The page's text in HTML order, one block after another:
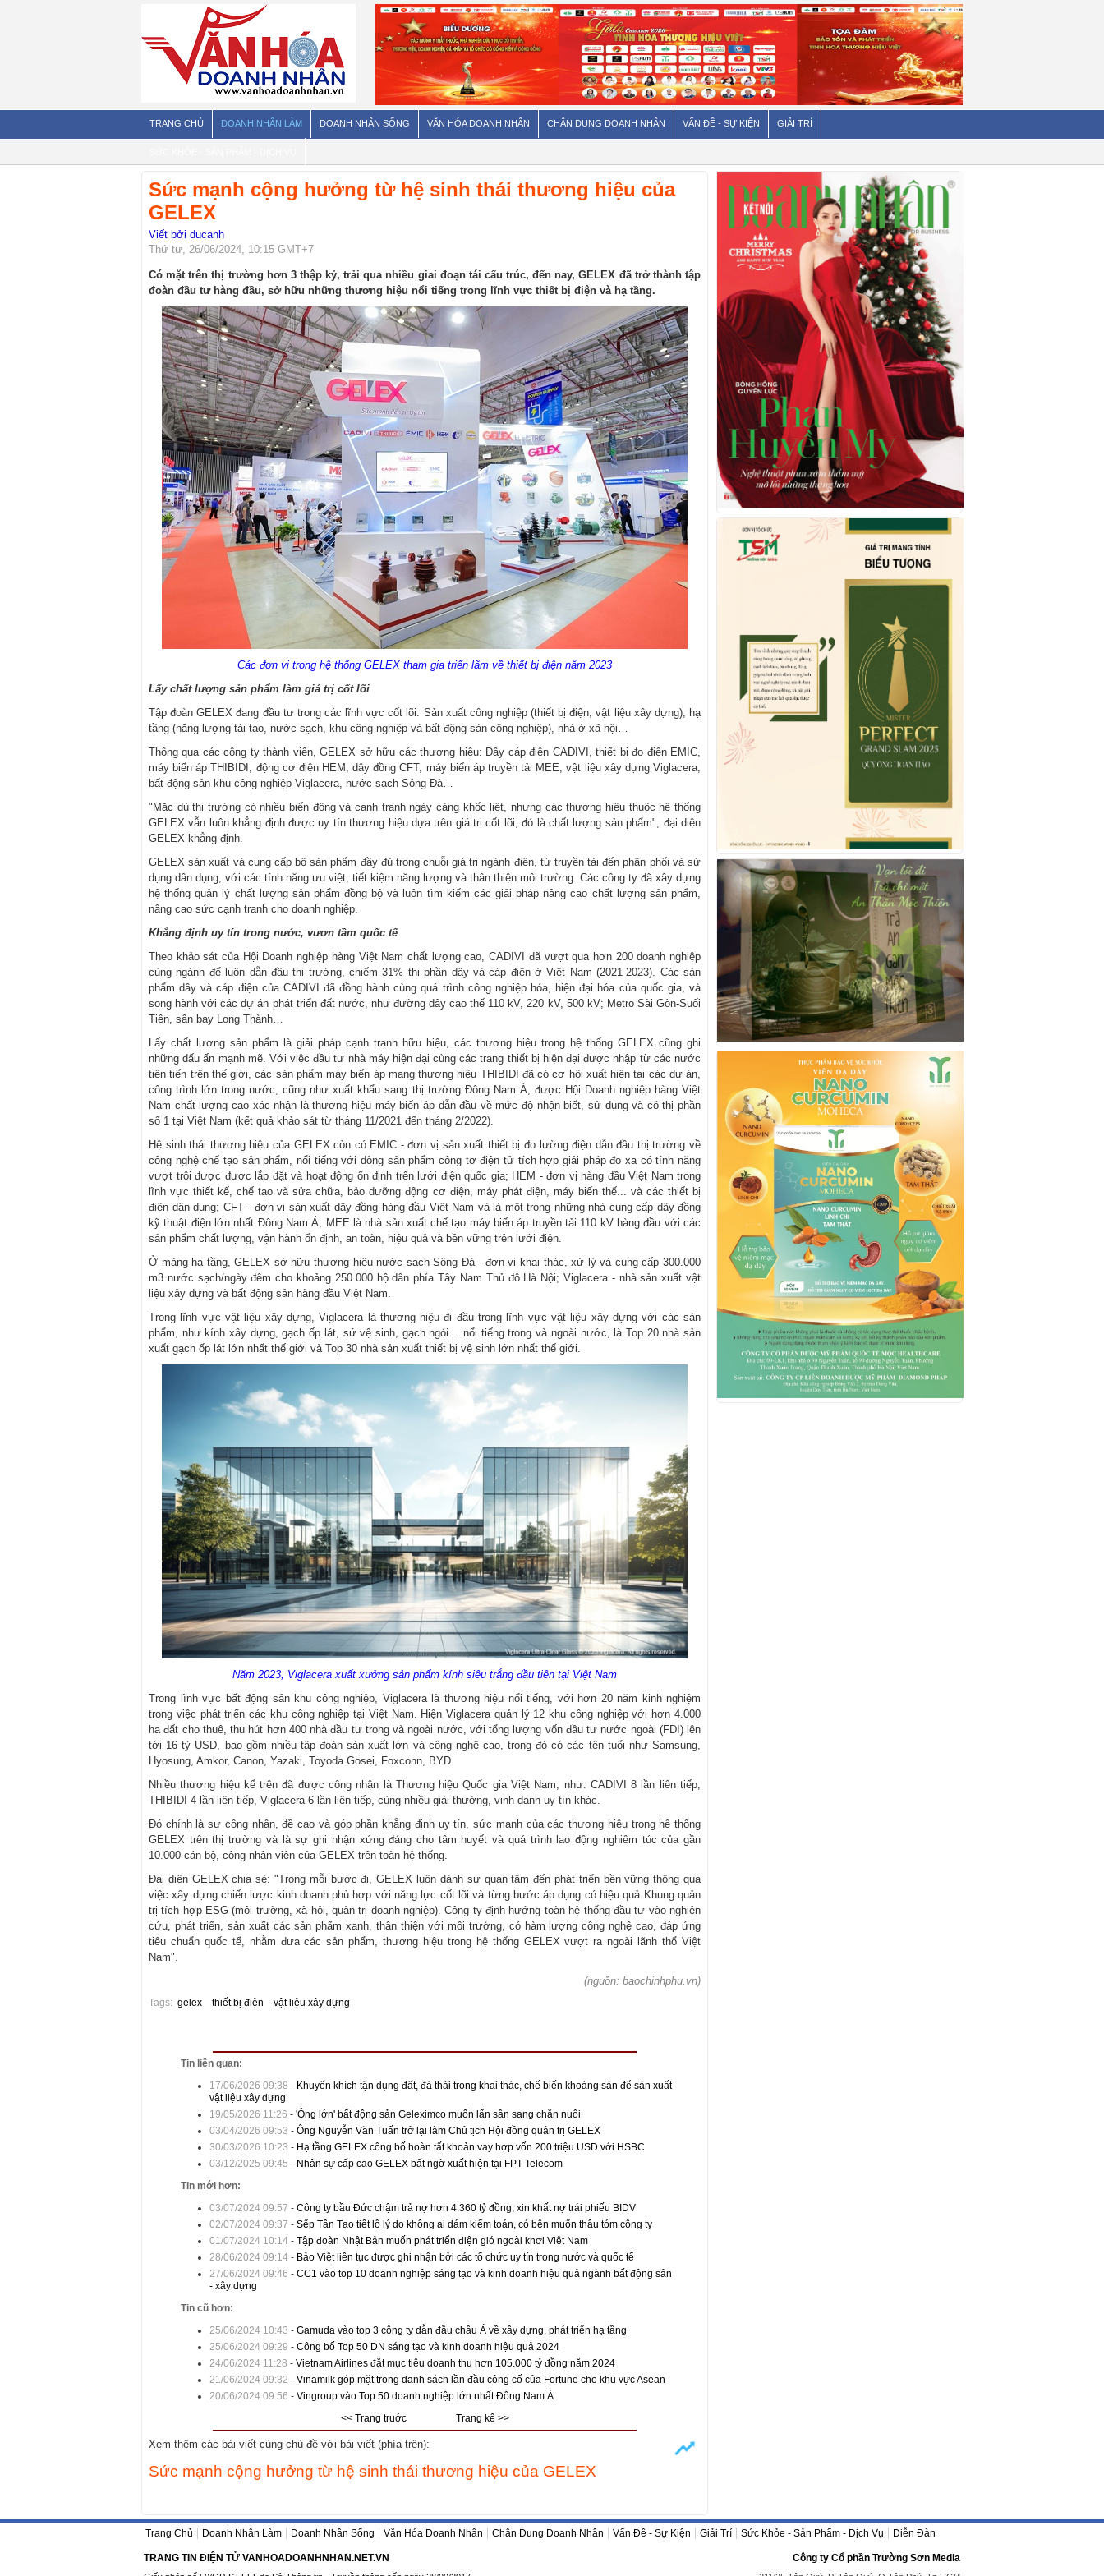
TRANG CHỦ DOANH NHÂN LÀM DOANH NHÂN SỐNG VĂN HÓA DOANH NHÂN CHÂN DUNG DOANH NHÂN VẤN ĐỀ - SỰ KIỆN GIẢI TRÍ
Sức mạnh cộng hưởng từ hệ sinh thái thương hiệu của
GELEX
Viết bởi ducanh
Thứ tư, 26/06/2024, 10:15 GMT+7
Có mặt trên thị trường hơn 3 thập kỷ, trải qua nhiều giai đoạn tái cấu trúc, đến nay, GELEX đã trở thành tập
đoàn đầu tư hàng đầu, sở hữu những thương hiệu nổi tiếng trong lĩnh vực thiết bị điện và hạ tầng.
Các đơn vị trong hệ thống GELEX tham gia triển lãm về thiết bị điện năm 2023
Lấy chất lượng sản phẩm làm giá trị cốt lõi
Tập đoàn GELEX đang đầu tư trong các lĩnh vực cốt lõi: Sản xuất công nghiệp (thiết bị điện, vật liệu xây dựng), hạ
tầng (năng lượng tái tạo, nước sạch, khu công nghiệp và bất động sản công nghiệp), nhà ở xã hội…
Thông qua các công ty thành viên, GELEX sở hữu các thương hiệu: Dây cáp điện CADIVI, thiết bị đo điện EMIC,
máy biến áp THIBIDI, động cơ điện HEM, dây đồng CFT, máy biến áp truyền tải MEE, vật liệu xây dựng Viglacera,
bất động sản khu công nghiệp Viglacera, nước sạch Sông Đà…
"Mặc dù thị trường có nhiều biến động và cạnh tranh ngày càng khốc liệt, nhưng các thương hiệu thuộc hệ thống
GELEX vẫn luôn khẳng định được uy tín thương hiệu dựa trên giá trị cốt lõi, đó là chất lượng sản phẩm", đại diện
GELEX khẳng định.
GELEX sản xuất và cung cấp bộ sản phẩm đầy đủ trong chuỗi giá trị ngành điện, từ truyền tải đến phân phối và sử
dụng dân dụng, với các tính năng ưu việt, tiết kiệm năng lượng và thân thiện môi trường. Các công ty đã xây dựng
hệ thống quản lý chất lượng sản phẩm đồng bộ và luôn tìm kiếm các giải pháp nâng cao chất lượng sản phẩm,
nâng cao sức cạnh tranh cho doanh nghiệp.
Khẳng định uy tín trong nước, vươn tầm quốc tế
Theo khảo sát của Hội Doanh nghiệp hàng Việt Nam chất lượng cao, CADIVI đã vượt qua hơn 200 doanh nghiệp
cùng ngành để luôn dẫn đầu thị trường, chiếm 31% thị phần dây và cáp điện ở Việt Nam (2021-2023). Các sản
phẩm dây và cáp điện của CADIVI đã đồng hành cùng quá trình công nghiệp hóa, hiện đại hóa của quốc gia, và
song hành với các dự án phát triển đất nước, như đường dây cao thế 110 kV, 220 kV, 500 kV; Metro Sài Gòn-Suối
Tiên, sân bay Long Thành…
Lấy chất lượng sản phẩm là giải pháp cạnh tranh hữu hiệu, các thương hiệu trong hệ thống GELEX cũng ghi
những dấu ấn mạnh mẽ. Với việc đầu tư nhà máy hiện đại cùng các trang thiết bị hiện đại được nhập từ các nước
tiên tiến trên thế giới, các sản phẩm máy biến áp mang thương hiệu THIBIDI đã có cơ hội xuất hiện tại các dự án,
công trình lớn trong nước, cũng như xuất khẩu sang thị trường Đông Nam Á, được Hội Doanh nghiệp hàng Việt
Nam chất lượng cao xác nhận là thương hiệu máy biến áp dẫn đầu về mức độ nhận biết, sử dụng và có thị phần
số 1 tại Việt Nam (kết quả khảo sát từ tháng 11/2021 đến tháng 2/2022).
Hệ sinh thái thương hiệu của GELEX còn có EMIC - đơn vị sản xuất thiết bị đo lường điện dẫn đầu thị trường về
công nghệ chế tạo sản phẩm, nổi tiếng với dòng sản phẩm công tơ điện tử tích hợp giải pháp đo xa có tính năng
vượt trội được được lắp đặt và hoạt động ổn định trên lưới điện quốc gia; HEM - đơn vị hàng đầu Việt Nam trong
lĩnh vực thiết kế, chế tạo và sửa chữa, bảo dưỡng động cơ điện, máy phát điện, máy biến thế... và các thiết bị
điện dân dụng; CFT - đơn vị sản xuất dây đồng hàng đầu Việt Nam và là một trong những nhà cung cấp dây đồng
kỹ thuật điện lớn nhất Đông Nam Á; MEE là nhà sản xuất chế tạo máy biến áp truyền tải 110 kV hàng đầu với các
sản phẩm chất lượng, vận hành ổn định, an toàn, hiệu quả và bền vững trên lưới điện.
Ở mảng hạ tầng, GELEX sở hữu thương hiệu nước sạch Sông Đà - đơn vị khai thác, xử lý và cung cấp 300.000
m3 nước sạch/ngày đêm cho khoảng 250.000 hộ dân phía Tây Nam Thủ đô Hà Nội; Viglacera - nhà sản xuất vật
liệu xây dựng và bất động sản hàng đầu Việt Nam.
Trong lĩnh vực vật liệu xây dựng, Viglacera là thương hiệu đi đầu trong lĩnh vực vật liệu xây dựng với các sản
phẩm, như kính xây dựng, gạch ốp lát, sứ vệ sinh, gạch ngói… nổi tiếng trong và ngoài nước, là Top 20 nhà sản
xuất gạch ốp lát lớn nhất thế giới và Top 30 nhà sản xuất thiết bị vệ sinh lớn nhất thế giới.
Năm 2023, Viglacera xuất xưởng sản phẩm kính siêu trắng đầu tiên tại Việt Nam
Trong lĩnh vực bất động sản khu công nghiệp, Viglacera là thương hiệu nổi tiếng, với hơn 20 năm kinh nghiệm
trong việc phát triển các khu công nghiệp tại Việt Nam. Hiện Viglacera quản lý 12 khu công nghiệp với hơn 4.000
ha đất cho thuê, thu hút hơn 400 nhà đầu tư trong và ngoài nước, với tổng lượng vốn đầu tư nước ngoài (FDI) lên
tới 16 tỷ USD, bao gồm nhiều tập đoàn sản xuất lớn và công nghệ cao, trong đó có các tên tuổi như Samsung,
Hyosung, Amkor, Canon, Yazaki, Toyoda Gosei, Foxconn, BYD.
Nhiều thương hiệu kể trên đã được công nhận là Thương hiệu Quốc gia Việt Nam, như: CADIVI 8 lần liên tiếp,
THIBIDI 4 lần liên tiếp, Viglacera 6 lần liên tiếp, cùng nhiều giải thưởng, vinh danh uy tín khác.
Đó chính là sự công nhận, đề cao và góp phần khẳng định uy tín, sức mạnh của các thương hiệu trong hệ thống
GELEX trên thị trường và là sự ghi nhận xứng đáng cho tâm huyết và quá trình lao động nghiêm túc của gần
10.000 cán bộ, công nhân viên của GELEX trên toàn hệ thống.
Đại diện GELEX chia sẻ: "Trong mỗi bước đi, GELEX luôn dành sự quan tâm đến phát triển bền vững thông qua
việc xây dựng chiến lược kinh doanh phù hợp với năng lực cốt lõi và từng bước áp dụng có hiệu quả Khung quản
trị tích hợp ESG (môi trường, xã hội, quản trị doanh nghiệp). Công ty định hướng toàn hệ thống đầu tư vào nghiên
cứu, phát triển, sản xuất các sản phẩm xanh, thân thiện với môi trường, có hàm lượng công nghệ cao, đáp ứng
tiêu chuẩn quốc tế, nhằm đưa các sản phẩm, thương hiệu trong hệ thống GELEX vượt ra ngoài lãnh thổ Việt
Nam".
(nguồn: baochinhphu.vn)
Tags: gelex thiết bị điện vật liệu xây dựng
Tin liên quan:
17/06/2026 09:38 - Khuyến khích tận dụng đất, đá thải trong khai thác, chế biến khoáng sản để sản xuất
vật liệu xây dựng
19/05/2026 11:26 - 'Ông lớn' bất động sản Geleximco muốn lấn sân sang chăn nuôi
03/04/2026 09:53 - Ông Nguyễn Văn Tuấn trở lại làm Chủ tịch Hội đồng quản trị GELEX
30/03/2026 10:23 - Hạ tầng GELEX công bố hoàn tất khoản vay hợp vốn 200 triệu USD với HSBC
03/12/2025 09:45 - Nhân sự cấp cao GELEX bất ngờ xuất hiện tại FPT Telecom
Tin mới hơn:
03/07/2024 09:57 - Công ty bầu Đức chậm trả nợ hơn 4.360 tỷ đồng, xin khất nợ trái phiếu BIDV
02/07/2024 09:37 - Sếp Tân Tạo tiết lộ lý do không ai dám kiểm toán, có bên muốn thâu tóm công ty
01/07/2024 10:14- Tập đoàn Nhật Bản muốn phát triển điện gió ngoài khơi Việt Nam
28/06/2024 09:14- Bảo Việt liên tục được ghi nhận bởi các tổ chức uy tín trong nước và quốc tế
27/06/2024 09:46 - CC1 vào top 10 doanh nghiệp sáng tạo và kinh doanh hiệu quả ngành bất động sản
- xây dựng
Tin cũ hơn:
25/06/2024 10:43 - Gamuda vào top 3 công ty dẫn đầu châu Á về xây dựng, phát triển hạ tầng
25/06/2024 09:29 - Công bố Top 50 DN sáng tạo và kinh doanh hiệu quả 2024
24/06/2024 11:28 - Vietnam Airlines đặt mục tiêu doanh thu hơn 105.000 tỷ đồng năm 2024
21/06/2024 09:32 - Vinamilk góp mặt trong danh sách lần đầu công cố của Fortune cho khu vực Asean
20/06/2024 09:56 - Vingroup vào Top 50 doanh nghiệp lớn nhất Đông Nam Á
<< Trang truớc
Trang kế >>
Xem thêm các bài viết cùng chủ đề với bài viết (phía trên):
Sức mạnh cộng hưởng từ hệ sinh thái thương hiệu của GELEX
Trang Chủ Doanh Nhân Làm Doanh Nhân Sống Văn Hóa Doanh Nhân Chân Dung Doanh Nhân Vấn Đề - Sự Kiện Giải Trí Sức Khỏe - Sản Phẩm - Dịch Vụ Diễn Đàn
TRANG TIN ĐIỆN TỬ VANHOADOANHNHAN.NET.VN Công ty Cổ phần Trường Sơn Media